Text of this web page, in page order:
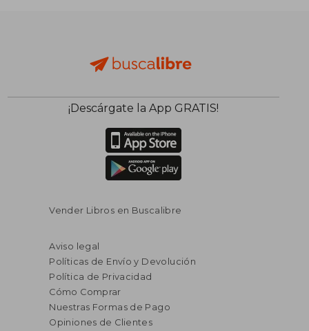
¡Descárgate la App GRATIS!
Vender Libros en Buscalibre
Aviso legal
Políticas de Envío y Devolución
Política de Privacidad
Cómo Comprar
Nuestras Formas de Pago
Opiniones de Clientes